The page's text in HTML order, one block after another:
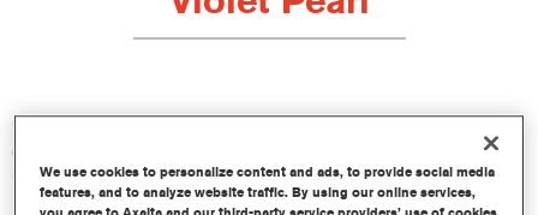
Centari Mastertint es un tinte concentrado de base disolvente
que forma parte de las gamas de acabado y bases bicapa
Centari.
We use cookies to personalize content and ads, to provide social media
features, and to analyze website traffic. By using our online services,